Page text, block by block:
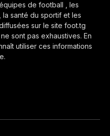
de football , les
la santé du sportif et les
sur le site foot.tg
sont pas exhaustives. En
utiliser ces informations